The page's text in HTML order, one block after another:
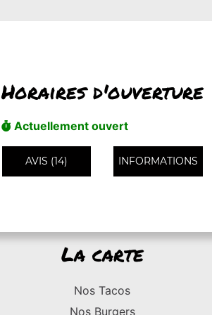
Horaires d'ouverture
Actuellement ouvert
AVIS (14) INFORMATIONS
La carte
Nos Tacos
Nos Burgers